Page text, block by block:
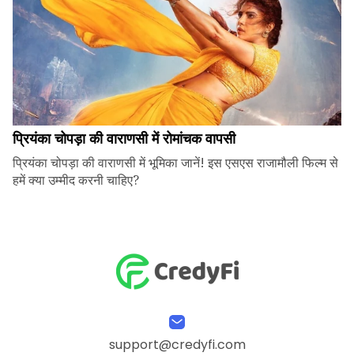
प्रियंका चोपड़ा की वाराणसी में रोमांचक वापसी
प्रियंका चोपड़ा की वाराणसी में भूमिका जानें! इस एसएस राजामौली फिल्म से
हमें क्या उम्मीद करनी चाहिए?
support@credyfi.com